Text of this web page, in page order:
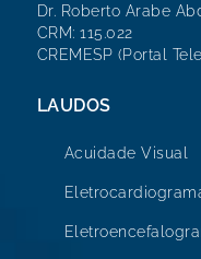
Dr. Roberto Arabe
CRM: 115.022
CREMESP (Portal
LAUDOS
Acuidade Visual